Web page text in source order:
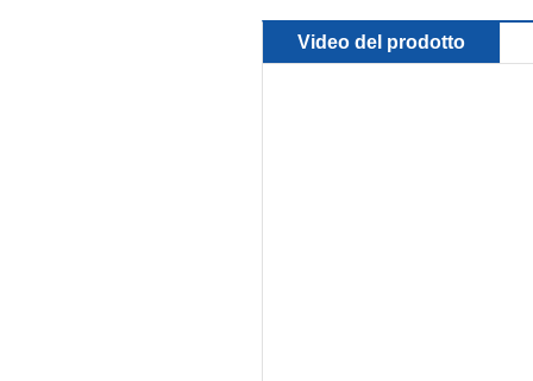
Video del prodotto